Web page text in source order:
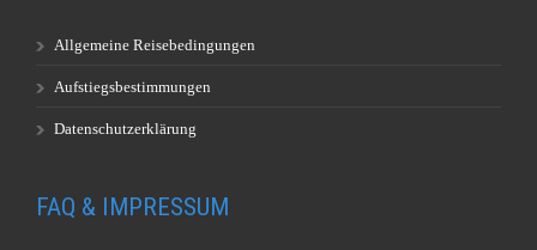
Allgemeine Reisebedingungen
Aufstiegsbestimmungen
Datenschutzerklärung
FAQ & IMPRESSUM